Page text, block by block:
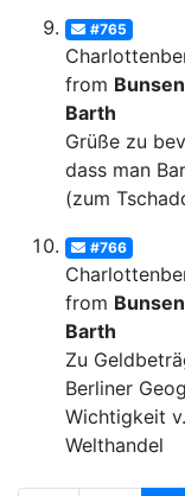
#765
from
Barth
Grüße zu
dass man
(zum
#766
from
Barth
Zu
Berliner
Wichtigkeit
Welthandel